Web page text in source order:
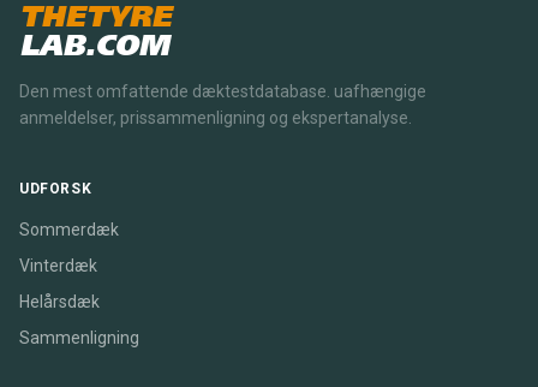
THETYRE
LAB.COM
Den mest omfattende dæktestdatabase. uafhængige
anmeldelser, prissammenligning og ekspertanalyse.
UDFORSK
Sommerdæk
Vinterdæk
Helårsdæk
Sammenligning